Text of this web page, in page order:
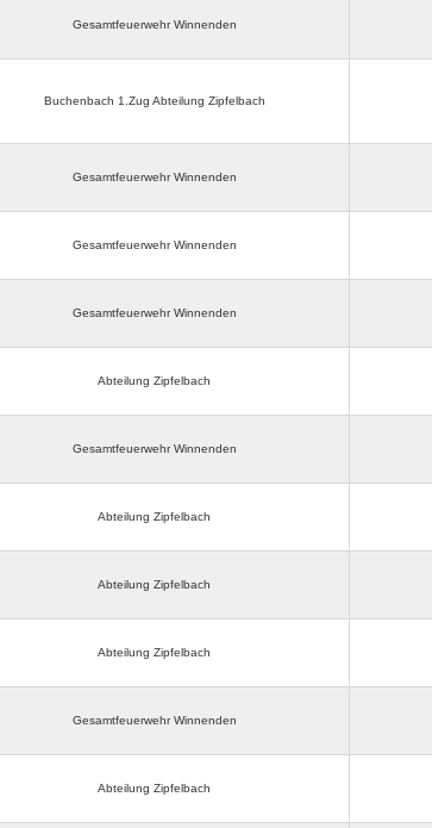
Gesamtfeuerwehr Winnenden
Buchenbach 1.Zug Abteilung Zipfelbach
Gesamtfeuerwehr Winnenden
Gesamtfeuerwehr Winnenden
Gesamtfeuerwehr Winnenden
Abteilung Zipfelbach
Gesamtfeuerwehr Winnenden
Abteilung Zipfelbach
Abteilung Zipfelbach
Abteilung Zipfelbach
Gesamtfeuerwehr Winnenden
Abteilung Zipfelbach